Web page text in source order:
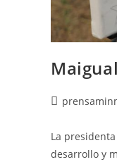
La
desarrollo y